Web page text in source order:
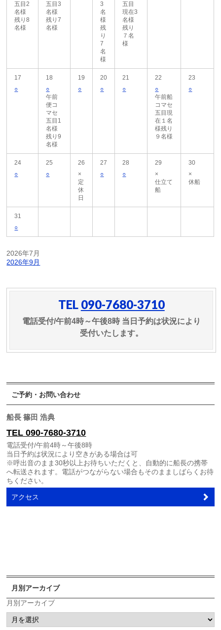
五目2
名様
残り8
名様
五目3
名様
残り7
名様
3
名
様
残
り
7
名
様
五目
現在3
名様
残り
７名
様
17
○
18
○
午前
便コ
マセ
五目1
名様
残り9
名様
19
○
20
○
21
○
22
○
午前船
コマセ
五目現
在１名
様残り
９名様
23
○
24
○
25
○
26
×
定
休
日
27
○
28
○
29
×
仕立て
船
30
×
休船
31
○
2026年7月
2026年9月
TEL 090-7680-3710
電話受付/午前4時～午後8時 当日予約は状況により
受付いたします。
ご予約・お問い合わせ
船長 篠田 浩典
TEL 090-7680-3710
電話受付/午前4時～午後8時
当日予約は状況により空きがある場合は可
※呼出音のまま30秒以上お待ちいただくと、自動的に船長の携帯
へ転送されます。電話がつながらない場合もそのまましばらくお待
ちください。
アクセス
月別アーカイブ
月別アーカイブ